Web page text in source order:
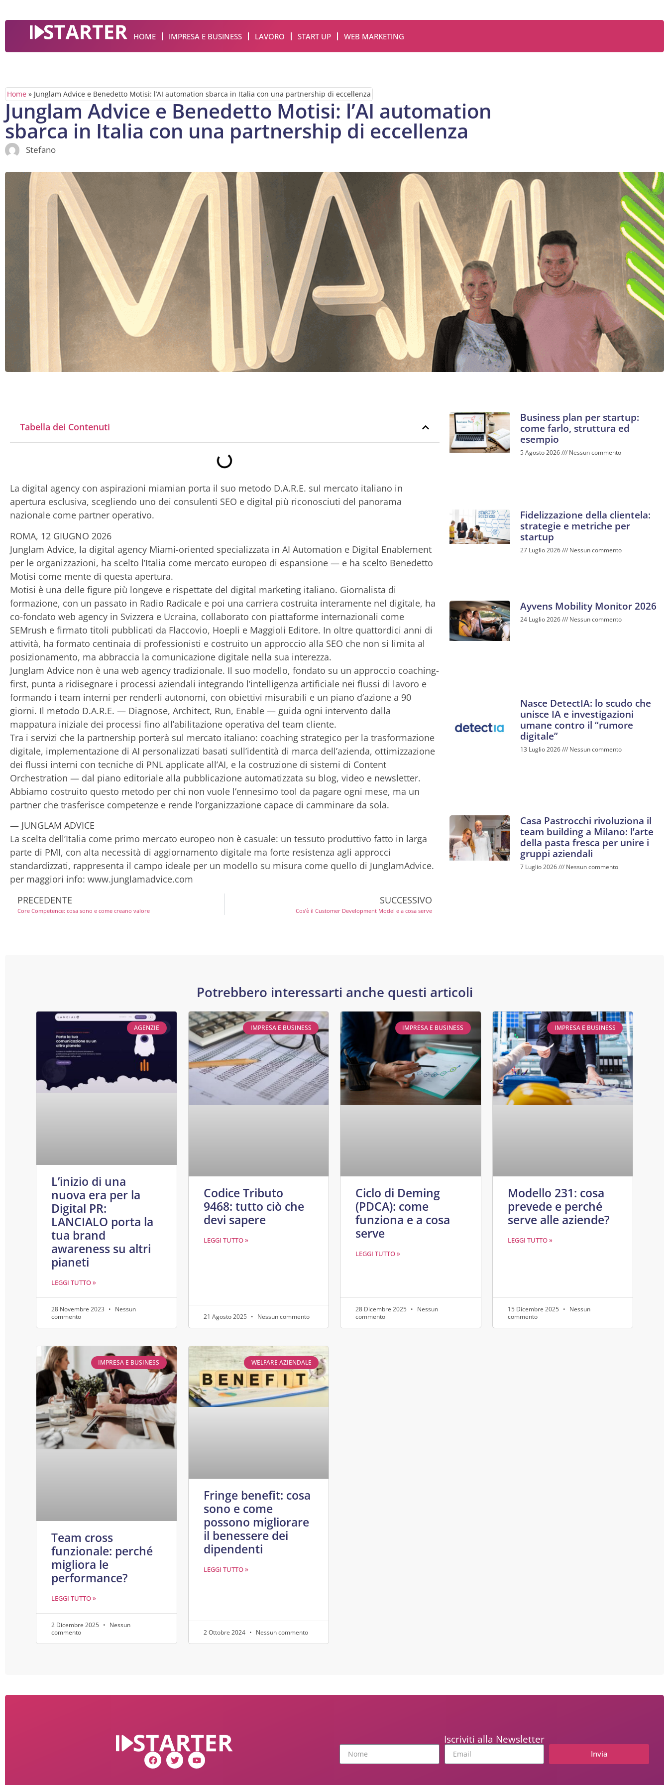
HOME IMPRESA E BUSINESS LAVORO START UP WEB MARKETING
Home » Junglam Advice e Benedetto Motisi: l’AI automation sbarca in Italia con una partnership di eccellenza
Junglam Advice e Benedetto Motisi: l’AI automation
sbarca in Italia con una partnership di eccellenza
Stefano
Tabella dei Contenuti
La digital agency con aspirazioni miamian porta il suo metodo D.A.R.E. sul mercato italiano in
apertura esclusiva, scegliendo uno dei consulenti SEO e digital più riconosciuti del panorama
nazionale come partner operativo.
ROMA, 12 GIUGNO 2026
Junglam Advice, la digital agency Miami-oriented specializzata in AI Automation e Digital Enablement
per le organizzazioni, ha scelto l’Italia come mercato europeo di espansione — e ha scelto Benedetto
Motisi come mente di questa apertura.
Motisi è una delle figure più longeve e rispettate del digital marketing italiano. Giornalista di
formazione, con un passato in Radio Radicale e poi una carriera costruita interamente nel digitale, ha
co-fondato web agency in Svizzera e Ucraina, collaborato con piattaforme internazionali come
SEMrush e firmato titoli pubblicati da Flaccovio, Hoepli e Maggioli Editore. In oltre quattordici anni di
attività, ha formato centinaia di professionisti e costruito un approccio alla SEO che non si limita al
posizionamento, ma abbraccia la comunicazione digitale nella sua interezza.
Junglam Advice non è una web agency tradizionale. Il suo modello, fondato su un approccio coaching-
first, punta a ridisegnare i processi aziendali integrando l’intelligenza artificiale nei flussi di lavoro e
formando i team interni per renderli autonomi, con obiettivi misurabili e un piano d’azione a 90
giorni. Il metodo D.A.R.E. — Diagnose, Architect, Run, Enable — guida ogni intervento dalla
mappatura iniziale dei processi fino all’abilitazione operativa del team cliente.
Tra i servizi che la partnership porterà sul mercato italiano: coaching strategico per la trasformazione
digitale, implementazione di AI personalizzati basati sull’identità di marca dell’azienda, ottimizzazione
dei flussi interni con tecniche di PNL applicate all’AI, e la costruzione di sistemi di Content
Orchestration — dal piano editoriale alla pubblicazione automatizzata su blog, video e newsletter.
Abbiamo costruito questo metodo per chi non vuole l’ennesimo tool da pagare ogni mese, ma un
partner che trasferisce competenze e rende l’organizzazione capace di camminare da sola.
— JUNGLAM ADVICE
La scelta dell’Italia come primo mercato europeo non è casuale: un tessuto produttivo fatto in larga
parte di PMI, con alta necessità di aggiornamento digitale ma forte resistenza agli approcci
standardizzati, rappresenta il campo ideale per un modello su misura come quello di JunglamAdvice.
per maggiori info: www.junglamadvice.com
PRECEDENTE
Core Competence: cosa sono e come creano valore
SUCCESSIVO
Cos’è il Customer Development Model e a cosa serve
Business plan per startup:
come farlo, struttura ed
esempio
5 Agosto 2026 Nessun commento
Fidelizzazione della clientela:
strategie e metriche per
startup
27 Luglio 2026 Nessun commento
Ayvens Mobility Monitor 2026
24 Luglio 2026 Nessun commento
Nasce DetectIA: lo scudo che
unisce IA e investigazioni
umane contro il “rumore
digitale”
13 Luglio 2026 Nessun commento
Casa Pastrocchi rivoluziona il
team building a Milano: l’arte
della pasta fresca per unire i
gruppi aziendali
7 Luglio 2026 Nessun commento
Potrebbero interessarti anche questi articoli
AGENZIE
L’inizio di una
nuova era per la
Digital PR:
LANCIALO porta la
tua brand
awareness su altri
pianeti
LEGGI TUTTO »
28 Novembre 2023
Nessun
commento
IMPRESA E BUSINESS
Codice Tributo
9468: tutto ciò che
devi sapere
LEGGI TUTTO »
21 Agosto 2025 Nessun commento
IMPRESA E BUSINESS
Ciclo di Deming
(PDCA): come
funziona e a cosa
serve
LEGGI TUTTO »
28 Dicembre 2025
Nessun
commento
IMPRESA E BUSINESS
Modello 231: cosa
prevede e perché
serve alle aziende?
LEGGI TUTTO »
15 Dicembre 2025
Nessun
commento
IMPRESA E BUSINESS
Team cross
funzionale: perché
migliora le
performance?
LEGGI TUTTO »
2 Dicembre 2025
Nessun
commento
WELFARE AZIENDALE
Fringe benefit: cosa
sono e come
possono migliorare
il benessere dei
dipendenti
LEGGI TUTTO »
2 Ottobre 2024 Nessun commento
Iscriviti alla Newsletter
Invia